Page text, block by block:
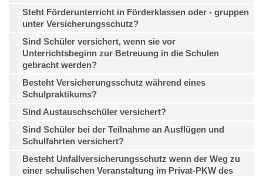
Steht Förderunterricht in Förderklassen oder - gruppen
unter Versicherungsschutz?
Sind Schüler versichert, wenn sie vor
Unterrichtsbeginn zur Betreuung in die Schulen
gebracht werden?
Besteht Versicherungsschutz während eines
Schulpraktikums?
Sind Austauschschüler versichert?
Sind Schüler bei der Teilnahme an Ausflügen und
Schulfahrten versichert?
Besteht Unfallversicherungsschutz wenn der Weg zu
einer schulischen Veranstaltung im Privat-PKW des